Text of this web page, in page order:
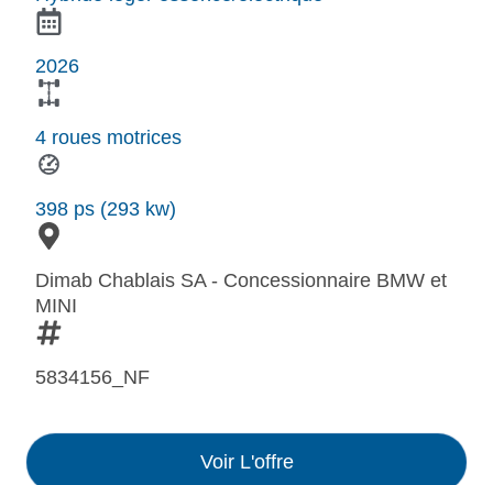
2026
4 roues motrices
398 ps (293 kw)
Dimab Chablais SA - Concessionnaire BMW et
MINI
5834156_NF
Voir L'offre